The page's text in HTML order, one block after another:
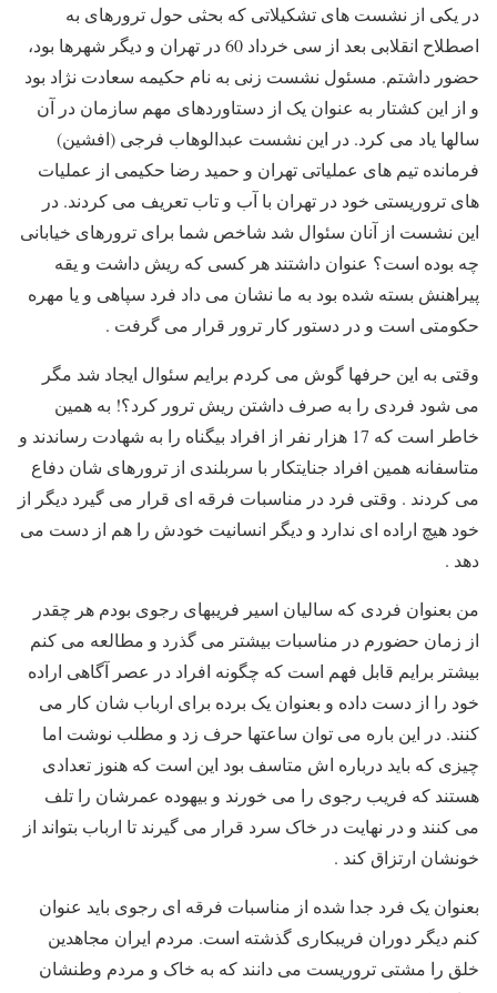
در یکی از نشست های تشکیلاتی که بحثی حول ترورهای به
اصطلاح انقلابی بعد از سی خرداد 60 در تهران و دیگر شهرها بود،
حضور داشتم. مسئول نشست زنی به نام حکیمه سعادت نژاد بود
و از این کشتار به عنوان یک از دستاوردهای مهم سازمان در آن
سالها یاد می کرد. در این نشست عبدالوهاب فرجی (افشین)
فرمانده تیم های عملیاتی تهران و حمید رضا حکیمی از عملیات
های تروریستی خود در تهران با آب و تاب تعریف می کردند. در
این نشست از آنان سئوال شد شاخص شما برای ترورهای خیابانی
چه بوده است؟ عنوان داشتند هر کسی که ریش داشت و یقه
پیراهنش بسته شده بود به ما نشان می داد فرد سپاهی و یا مهره
حکومتی است و در دستور کار ترور قرار می گرفت .
وقتی به این حرفها گوش می کردم برایم سئوال ایجاد شد مگر
می شود فردی را به صرف داشتن ریش ترور کرد؟! به همین
خاطر است که 17 هزار نفر از افراد بیگناه را به شهادت رساندند و
متاسفانه همین افراد جنایتکار با سربلندی از ترورهای شان دفاع
می کردند . وقتی فرد در مناسبات فرقه ای قرار می گیرد دیگر از
خود هیچ اراده ای ندارد و دیگر انسانیت خودش را هم از دست می
دهد .
من بعنوان فردی که سالیان اسیر فریبهای رجوی بودم هر چقدر
از زمان حضورم در مناسبات بیشتر می گذرد و مطالعه می کنم
بیشتر برایم قابل فهم است که چگونه افراد در عصر آگاهی اراده
خود را از دست داده و بعنوان یک برده برای ارباب شان کار می
کنند. در این باره می توان ساعتها حرف زد و مطلب نوشت اما
چیزی که باید درباره اش متاسف بود این است که هنوز تعدادی
هستند که فریب رجوی را می خورند و بیهوده عمرشان را تلف
می کنند و در نهایت در خاک سرد قرار می گیرند تا ارباب بتواند از
خونشان ارتزاق کند .
بعنوان یک فرد جدا شده از مناسبات فرقه ای رجوی باید عنوان
کنم دیگر دوران فریبکاری گذشته است. مردم ایران مجاهدین
خلق را مشتی تروریست می دانند که به خاک و مردم وطنشان